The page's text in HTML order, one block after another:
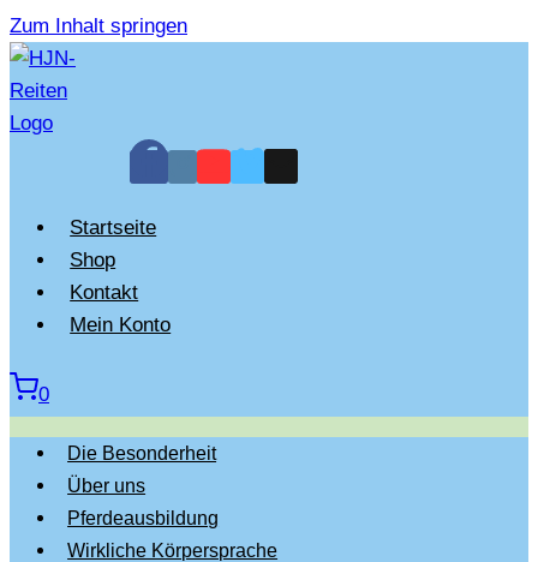
Zum Inhalt springen
Startseite
Shop
Kontakt
Mein Konto
0
Die Besonderheit
Über uns
Pferdeausbildung
Wirkliche Körpersprache